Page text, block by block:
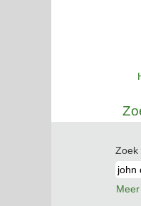
Zoek